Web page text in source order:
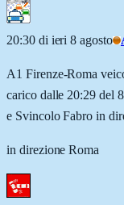
20:30 di ieri 8 agosto
A1 Firenze-Roma
carico dalle 20:29 del
e Svincolo Fabro in
in direzione Roma